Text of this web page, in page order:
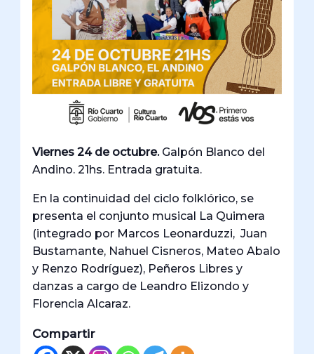
Viernes 24 de octubre.Galpón Blanco del
Andino. 21hs. Entrada gratuita.
En la continuidad del ciclo folklórico, se
presenta el conjunto musical La Quimera
(integrado por Marcos Leonarduzzi, Juan
Bustamante, Nahuel Cisneros, Mateo Abalo
y Renzo Rodríguez), Peñeros Libres y
danzas a cargo de Leandro Elizondo y
Florencia Alcaraz.
Compartir